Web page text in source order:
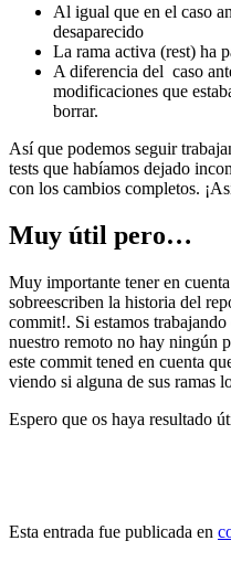
Al igual que en el caso
desaparecido
La rama activa (rest) ha
A diferencia del caso
modificaciones que
borrar.
Así que podemos seguir
tests que habíamos dejado
con los cambios completos.
Muy útil pero…
Muy importante tener en
sobreescriben la historia del
commit!. Si estamos
nuestro remoto no hay ningún
este commit tened en cuenta
viendo si alguna de sus ramas
Espero que os haya resultado
Esta entrada fue publicada en